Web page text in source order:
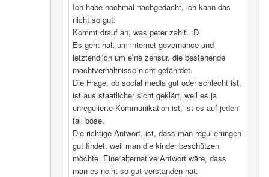
Ich habe nochmal nachgedacht, ich kann das
nicht so gut:
Kommt drauf an, was peter zahlt. :D
Es geht halt um internet governance und
letztendlich um eine zensur, die bestehende
machtverhältnisse nicht gefährdet.
Die Frage, ob social media gut oder schlecht ist,
ist aus staatlicher sicht geklärt, weil es ja
unregulierte Kommunikation ist, ist es auf jeden
fall böse.
Die richtige Antwort, ist, dass man regulierungen
gut findet, weil man die kinder beschützen
möchte. Eine alternative Antwort wäre, dass
man es nciht so gut verstanden hat.